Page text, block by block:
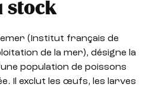
stock
(Institut français de
de la mer), désigne la
population de poissons
Il exclut les œufs, les larves